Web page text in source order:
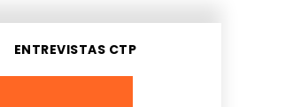
ENTREVISTAS CTP